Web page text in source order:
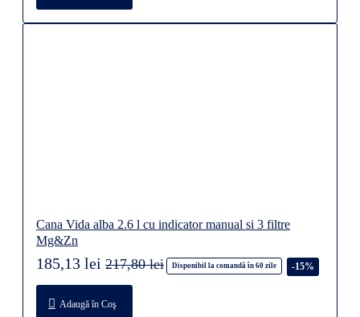
Cana Vida alba 2.6 l cu indicator manual si 3 filtre
Mg&Zn
Disponibil la comandă în 60 zile -15%
185,13 lei 217,80 lei
Adaugă în Coş